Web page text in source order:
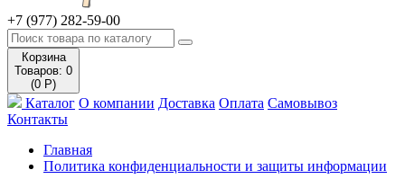
+7 (977) 282-59-00
Корзина
Товаров: 0
(0 Р)
Каталог О компании Доставка Оплата Самовывоз
Контакты
Главная
Политика конфиденциальности и защиты информации